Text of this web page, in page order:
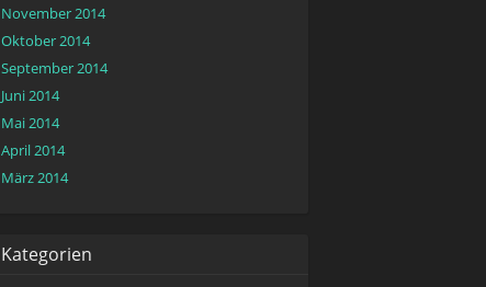
November 2014
Oktober 2014
September 2014
Juni 2014
Mai 2014
April 2014
März 2014
Kategorien